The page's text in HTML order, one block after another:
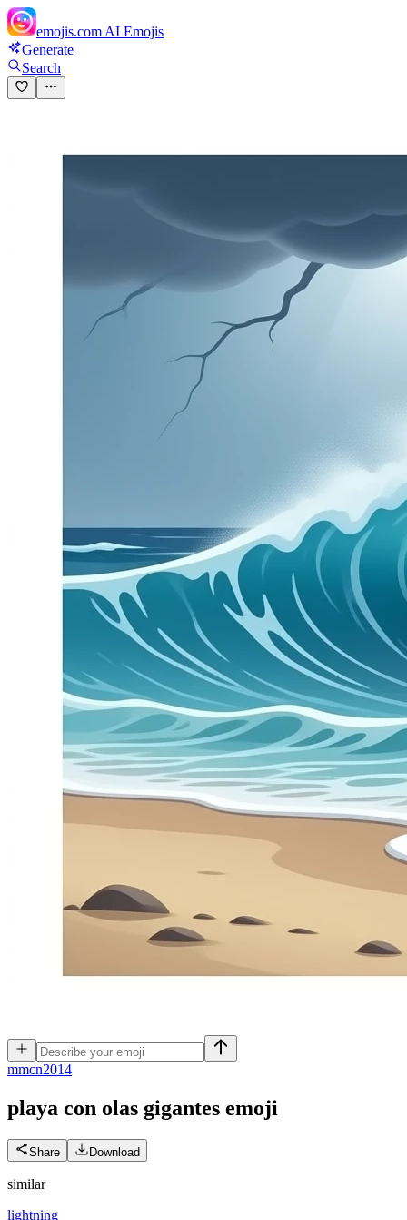
emojis.com AI Emojis
Generate
Search
mmcn2014
playa con olas gigantes emoji
Share Download
similar
lightning